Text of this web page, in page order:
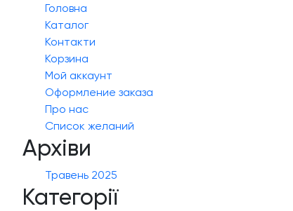
Головна
Каталог
Контакти
Корзина
Мой аккаунт
Оформление заказа
Про нас
Список желаний
Архіви
Травень 2025
Категорії